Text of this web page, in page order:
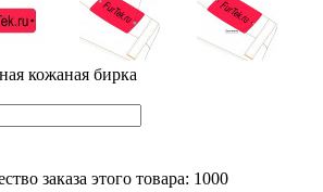
кожаная бирка
заказа этого товара: 1000